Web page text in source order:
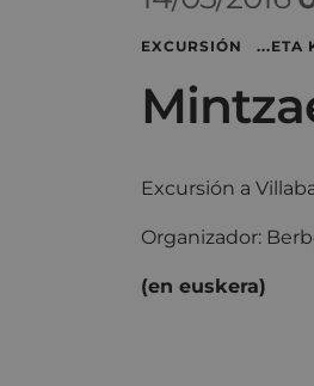
EXCURSIÓN ...ETA
Excursión a
Organizador:
(en euskera)